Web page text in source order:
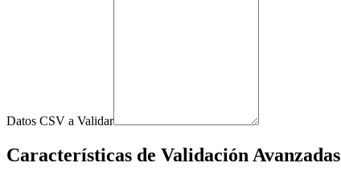
Datos CSV a Validar
Características de Validación Avanzadas